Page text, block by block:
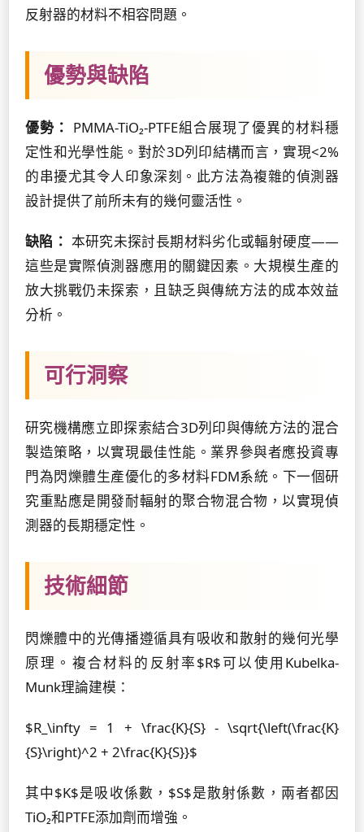
反射器的材料不相容問題。
優勢與缺陷
優勢： PMMA-TiO₂-PTFE組合展現了優異的材料穩
定性和光學性能。對於3D列印結構而言，實現<2%
的串擾尤其令人印象深刻。此方法為複雜的偵測器
設計提供了前所未有的幾何靈活性。
缺陷： 本研究未探討長期材料劣化或輻射硬度——
這些是實際偵測器應用的關鍵因素。大規模生產的
放大挑戰仍未探索，且缺乏與傳統方法的成本效益
分析。
可行洞察
研究機構應立即探索結合3D列印與傳統方法的混合
製造策略，以實現最佳性能。業界參與者應投資專
門為閃爍體生產優化的多材料FDM系統。下一個研
究重點應是開發耐輻射的聚合物混合物，以實現偵
測器的長期穩定性。
技術細節
閃爍體中的光傳播遵循具有吸收和散射的幾何光學
原理。複合材料的反射率$R$可以使用Kubelka-
Munk理論建模：
$R_\infty = 1 + \frac{K}{S} - \sqrt{\left(\frac{K}
{S}\right)^2 + 2\frac{K}{S}}$
其中$K$是吸收係數，$S$是散射係數，兩者都因
TiO₂和PTFE添加劑而增強。